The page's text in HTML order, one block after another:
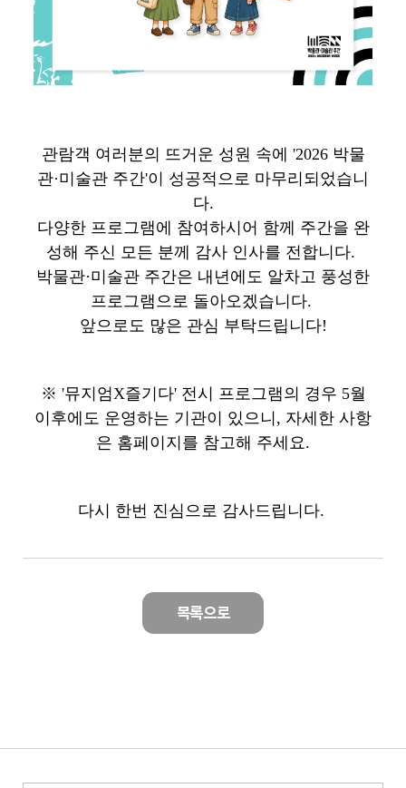
관람객 여러분의 뜨거운 성원 속에 '2026 박물
관·미술관 주간'이 성공적으로 마무리되었습니
다.
다양한 프로그램에 참여하시어 함께 주간을 완
성해 주신 모든 분께 감사 인사를 전합니다.
박물관·미술관 주간은 내년에도 알차고 풍성한
프로그램으로 돌아오겠습니다.
앞으로도 많은 관심 부탁드립니다!
※ '뮤지엄X즐기다' 전시 프로그램의 경우 5월
이후에도 운영하는 기관이 있으니, 자세한 사항
은 홈페이지를 참고해 주세요.
다시 한번 진심으로 감사드립니다.
목록으로